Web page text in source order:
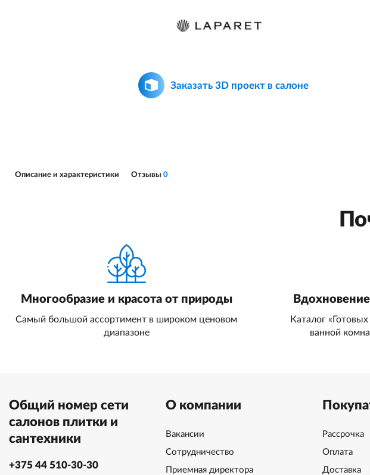
Заказать 3D проект в салоне
Описание и характеристики Отзывы 0
Многообразие и красота от природы
Самый большой ассортимент в широком ценовом
диапазоне
Каталог
ванной
Общий номер сети
салонов плитки и
сантехники
+375 44 510-30-30
О компании
Вакансии
Сотрудничество
Приемная директора
Рассрочка
Оплата
Доставка